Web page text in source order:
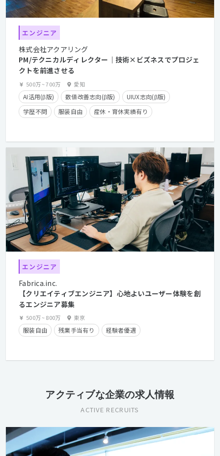
エンジニア
株式会社アクアリング
PM/テクニカルディレクター｜技術×ビズネスでプロジェ
クトを前進させる
500万~700万 愛知
AI活用(β版) 数値改善志向(β版)
UIUX志向(β版)
学歴不問
服装自由
産休・育休実績有り
経験者優遇
カジュアル面談歓迎
クライアントとの直接取引多数
エンジニア
Fabrica.inc.
【クリエイティブエンジニア】心地よいユーザー体験を創
るエンジニア募集
500万~800万 東京
服装自由 残業手当有り 経験者優遇
アクティブな企業の求人情報
ACTIVE RECRUITS